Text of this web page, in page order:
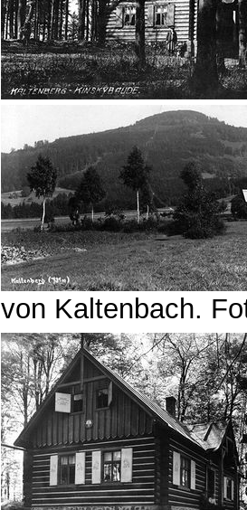
von Kaltenbach.